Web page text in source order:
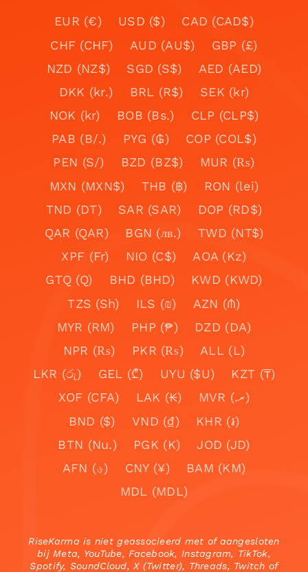
EUR (€) USD ($)
CAD (CAD$)
CHF (CHF)
AUD (AU$)
GBP (£)
NZD (NZ$)
SGD (S$)
AED (AED)
DKK (kr.)
BRL (R$)
SEK (kr)
NOK (kr)
BOB (Bs.)
CLP (CLP$)
PAB (B/.)
PYG (₲)
COP (COL$)
PEN (S/)
BZD (BZ$)
MUR (₨)
MXN (MXN$)
THB (฿)
RON (lei)
TND (DT)
SAR (SAR)
DOP (RD$)
QAR (QAR)
BGN (лв.)
TWD (NT$)
XPF (Fr)
NIO (C$)
AOA (Kz)
GTQ (Q)
BHD (BHD)
KWD (KWD)
TZS (Sh)
ILS (₪)
AZN (₼)
MYR (RM)
PHP (₱)
DZD (DA)
NPR (₨)
PKR (₨)
ALL (L)
LKR (රු)
GEL (₾) UYU ($U)
KZT (₸)
XOF (CFA)
LAK (₭)
MVR (.ރ)
BND ($)
VND (₫)
KHR (៛)
BTN (Nu.)
PGK (K)
JOD (JD)
AFN (؋)
CNY (¥)
BAM (KM)
MDL (MDL)
RiseKarma is niet geassocieerd met of aangesloten
bij Meta, YouTube, Facebook, Instagram, TikTok,
Spotify, SoundCloud, X (Twitter), Threads, Twitch of